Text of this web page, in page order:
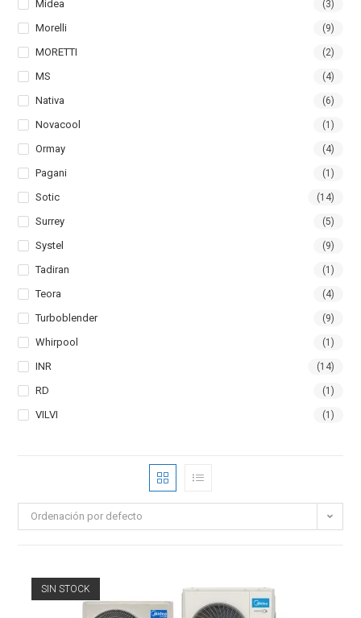
Midea (3)
Morelli (9)
MORETTI (2)
MS (4)
Nativa (6)
Novacool (1)
Ormay (4)
Pagani (1)
Sotic (14)
Surrey (5)
Systel (9)
Tadiran (1)
Teora (4)
Turboblender (9)
Whirpool (1)
INR (14)
RD (1)
VILVI (1)
Ordenación por defecto
SIN STOCK